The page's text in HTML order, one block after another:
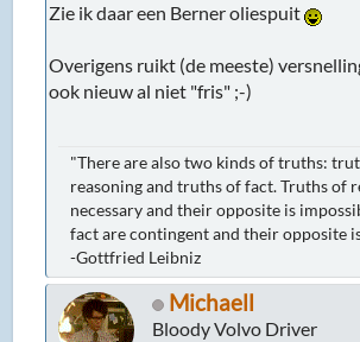
Zie ik daar een Berner oliespuit
Overigens ruikt (de meeste)
ook nieuw al niet "fris" ;-)
"There are also two kinds of truths:
reasoning and truths of fact. Truths of
necessary and their opposite is
fact are contingent and their opposite
-Gottfried Leibniz
Michaell
Bloody Volvo Driver